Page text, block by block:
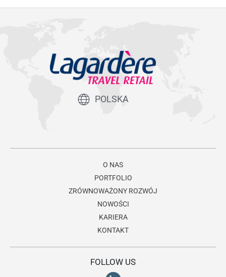
POLSKA
O NAS
PORTFOLIO
ZRÓWNOWAŻONY ROZWÓJ
NOWOŚCI
KARIERA
KONTAKT
FOLLOW US